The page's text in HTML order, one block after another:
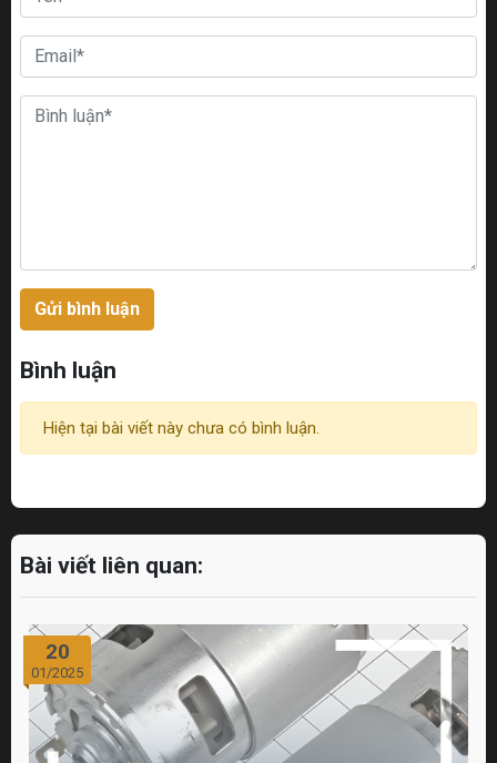
Gửi bình luận
Bình luận
Hiện tại bài viết này chưa có bình luận.
Bài viết liên quan:
20
01/2025